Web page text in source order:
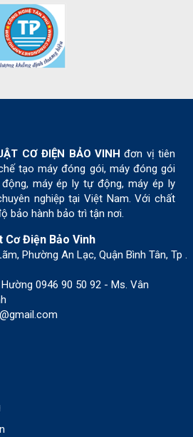
CƠ ĐIỆN BẢO VINH đơn vị tiên
tạo máy đóng gói, máy đóng gói
máy ép ly tự động, máy ép ly
nghiệp tại Việt Nam. Với chất
bảo hành bảo trì tận nơi.
Cơ Điện Bảo Vinh
Phường An Lạc, Quận Bình Tân, Tp .
0946 90 50 92 - Ms. Vân